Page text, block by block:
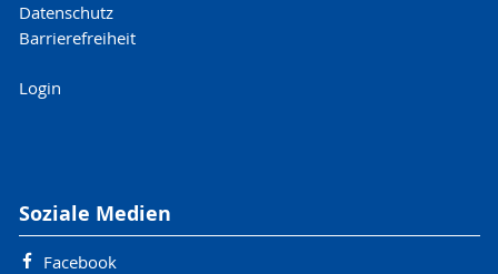
Datenschutz
Barrierefreiheit
Login
Soziale Medien
Facebook